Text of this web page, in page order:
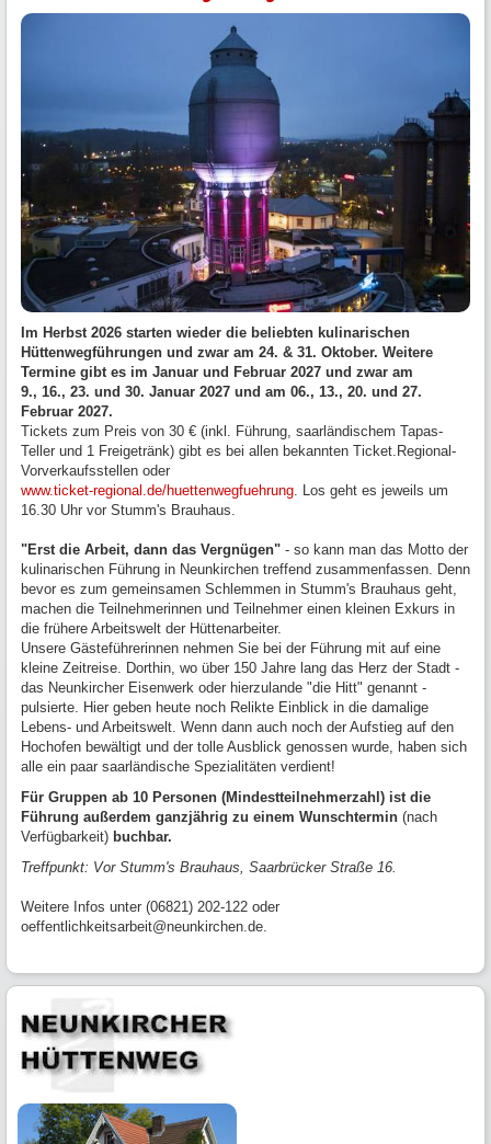
Im Herbst 2026 starten wieder die beliebten kulinarischen
Hüttenwegführungen und zwar am 24. & 31. Oktober. Weitere
Termine gibt es im Januar und Februar 2027 und zwar am
9., 16., 23. und 30. Januar 2027 und am 06., 13., 20. und 27.
Februar 2027.
Tickets zum Preis von 30 € (inkl. Führung, saarländischem Tapas-
Teller und 1 Freigetränk) gibt es bei allen bekannten Ticket.Regional-
Vorverkaufsstellen oder
www.ticket-regional.de/huettenwegfuehrung. Los geht es jeweils um
16.30 Uhr vor Stumm's Brauhaus.
"Erst die Arbeit, dann das Vergnügen" - so kann man das Motto der
kulinarischen Führung in Neunkirchen treffend zusammenfassen. Denn
bevor es zum gemeinsamen Schlemmen in Stumm's Brauhaus geht,
machen die Teilnehmerinnen und Teilnehmer einen kleinen Exkurs in
die frühere Arbeitswelt der Hüttenarbeiter.
Unsere Gästeführerinnen nehmen Sie bei der Führung mit auf eine
kleine Zeitreise. Dorthin, wo über 150 Jahre lang das Herz der Stadt -
das Neunkircher Eisenwerk oder hierzulande "die Hitt" genannt -
pulsierte. Hier geben heute noch Relikte Einblick in die damalige
Lebens- und Arbeitswelt. Wenn dann auch noch der Aufstieg auf den
Hochofen bewältigt und der tolle Ausblick genossen wurde, haben sich
alle ein paar saarländische Spezialitäten verdient!
Für Gruppen ab 10 Personen (Mindestteilnehmerzahl) ist die
Führung außerdem ganzjährig zu einem Wunschtermin (nach
Verfügbarkeit) buchbar.
Treffpunkt: Vor Stumm's Brauhaus, Saarbrücker Straße 16.
Weitere Infos unter (06821) 202-122 oder
oeffentlichkeitsarbeit@neunkirchen.de.